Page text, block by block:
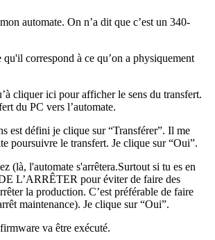
automate. On n’a dit que c’est un 340-
qu'il correspond à ce qu’on a physiquement
cliquer ici pour afficher le sens du transfert.
du PC vers l’automate.
est défini je clique sur “Transférer”. Il me
poursuivre le transfert. Je clique sur “Oui”.
(là, l'automate s'arrêtera.Surtout si tu es en
L’ARRÊTER pour éviter de faire des
la production. C’est préférable de faire
maintenance). Je clique sur “Oui”.
va être exécuté.